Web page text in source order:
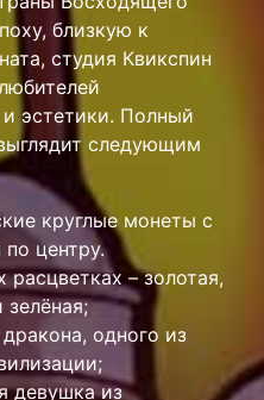
близкую к
студия Квикспин
эстетики. Полный
следующим
круглые монеты с
центру.
– золотая,
зелёная;
одного из
девушка из